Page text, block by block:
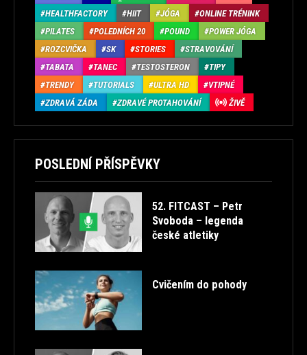
HEALTHFACTORY
HIIT JÓGA
ONLINE TRÉNINK
PILATES
POLEDNÍCH 20 POUND
POWER JÓGA
ROZCVIČKA
SK STORIES
STRAVOVÁNÍ
TABATA
TANEC TESTOSTERON
TIPY
TRENDY
TUTORIALS ULTRA HD
VTIPNÉ
ZDRAVÁ ZÁDA
ZDRAVÉ PROTAHOVÁNÍ ŽIVĚ
POSLEDNÍ PŘÍSPĚVKY
52. FITCAST – Petr
Svoboda – legenda
české atletiky
Cvičením do pohody